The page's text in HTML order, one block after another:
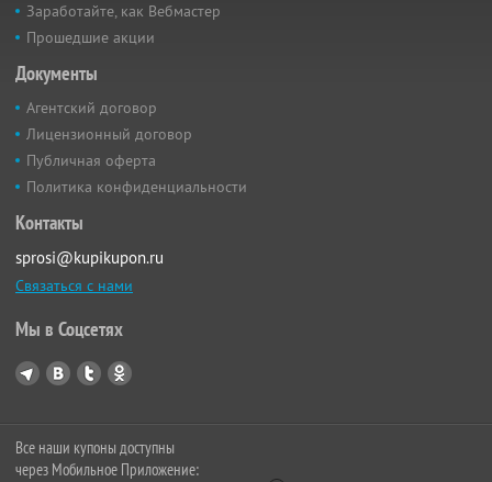
Заработайте, как Вебмастер
Прошедшие акции
Документы
Агентский договор
Лицензионный договор
Публичная оферта
Политика конфиденциальности
Контакты
sprosi@kupikupon.ru
Связаться с нами
Мы в Соцсетях
Все наши купоны доступны
через Мобильное Приложение: